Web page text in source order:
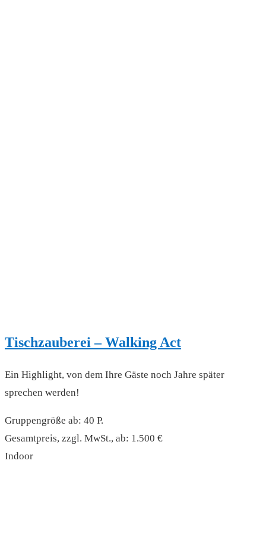
Tischzauberei – Walking Act
Ein Highlight, von dem Ihre Gäste noch Jahre später
sprechen werden!
Gruppengröße ab: 40 P.
Gesamtpreis, zzgl. MwSt., ab: 1.500 €
Indoor